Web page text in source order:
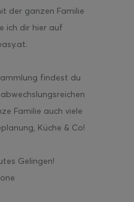
der ganzen Familie
ich dir hier auf
findest du
Familie auch viele
Küche & Co!
Gelingen!